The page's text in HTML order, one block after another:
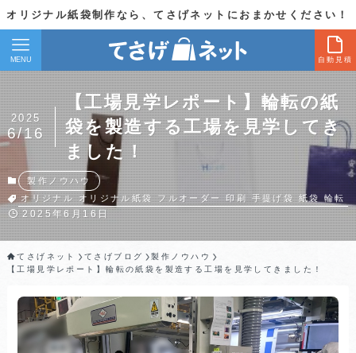
オリジナル紙袋制作なら、てさげネットにおまかせください！
自動見積
MENU
【工場見学レポート】輪転の紙
袋を製造する工場を見学してき
ました！
2025
6/16
製作ノウハウ
オリジナル オリジナル紙袋 フルオーダー 印刷 手提げ袋 紙袋 輪転
2025年6月16日
てさげネット てさげブログ
製作ノウハウ
【工場見学レポート】輪転の紙袋を製造する工場を見学してきました！